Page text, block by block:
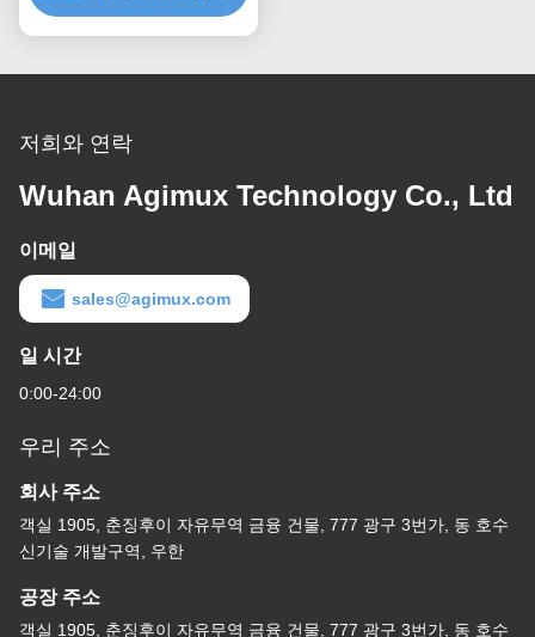
저희와 연락
Wuhan Agimux Technology Co., Ltd
이메일
sales@agimux.com
일 시간
0:00-24:00
우리 주소
회사 주소
객실 1905, 춘징후이 자유무역 금융 건물, 777 광구 3번가, 동 호수
신기술 개발구역, 우한
공장 주소
객실 1905, 춘징후이 자유무역 금융 건물, 777 광구 3번가, 동 호수